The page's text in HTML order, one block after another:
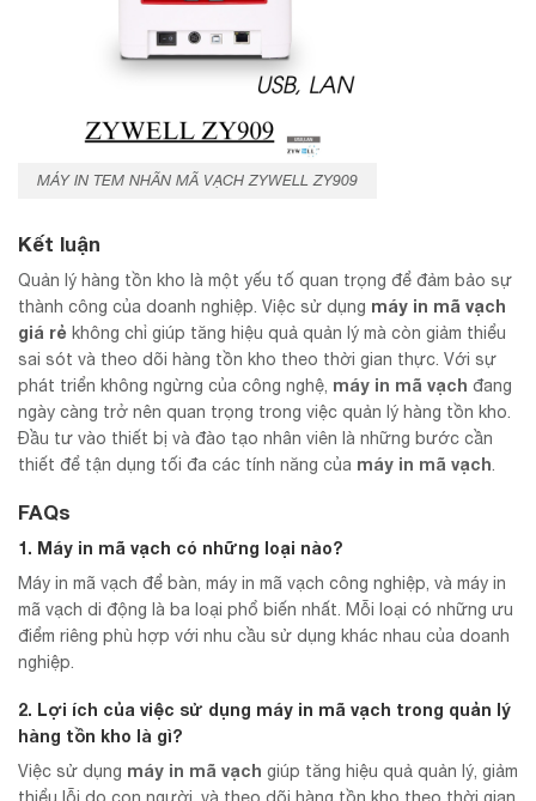
MÁY IN TEM NHÃN MÃ VẠCH ZYWELL ZY909
Kết luận
Quản lý hàng tồn kho là một yếu tố quan trọng để đảm bảo sự
thành công của doanh nghiệp. Việc sử dụng máy in mã vạch
giá rẻ không chỉ giúp tăng hiệu quả quản lý mà còn giảm thiểu
sai sót và theo dõi hàng tồn kho theo thời gian thực. Với sự
phát triển không ngừng của công nghệ, máy in mã vạch đang
ngày càng trở nên quan trọng trong việc quản lý hàng tồn kho.
Đầu tư vào thiết bị và đào tạo nhân viên là những bước cần
thiết để tận dụng tối đa các tính năng của máy in mã vạch.
FAQs
1. Máy in mã vạch có những loại nào?
Máy in mã vạch để bàn, máy in mã vạch công nghiệp, và máy in
mã vạch di động là ba loại phổ biến nhất. Mỗi loại có những ưu
điểm riêng phù hợp với nhu cầu sử dụng khác nhau của doanh
nghiệp.
2. Lợi ích của việc sử dụng máy in mã vạch trong quản lý
hàng tồn kho là gì?
Việc sử dụng máy in mã vạch giúp tăng hiệu quả quản lý, giảm